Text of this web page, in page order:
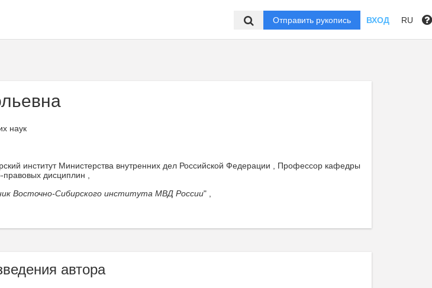
Отправить рукопись ВХОД RU
наук
институт Министерства внутренних дел Российской Федерации , Профессор кафедры
правовых дисциплин ,
Восточно-Сибирского института МВД России" ,
автора